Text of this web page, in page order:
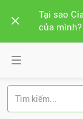
Tại sao
của mình?